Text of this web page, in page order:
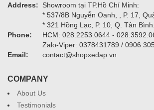
Address:
Showroom tại TP.Hồ Chí Minh:
* 537/8B Nguyễn Oanh, , P. 17,
* 321 Hồng Lạc, P. 10, Q. Tân Bình.
Phone:
HCM: 028.2253.0644 -
Zalo-Viper: 0378431789 /
Email:
contact@shopxedap.vn
COMPANY
About Us
Testimonials